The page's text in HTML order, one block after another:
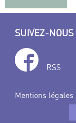
SUIVEZ-NOUS
RSS
Mentions légales